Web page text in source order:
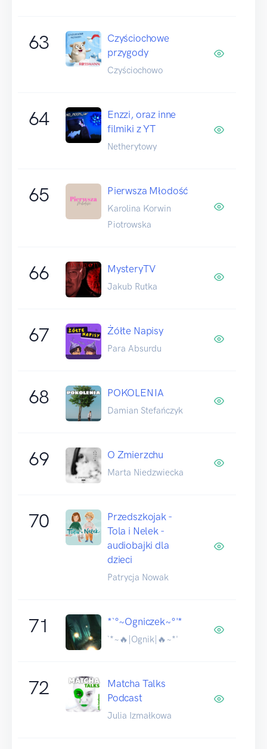
63
Czyściochowe
przygody
Czyściochowo
64
Enzzi, oraz inne
filmiki z YT
Netherytowy
65 Pierwsza Młodość
Karolina Korwin
Piotrowska
66 MysteryTV
Jakub Rutka
67 Żółte Napisy
Para Absurdu
68 POKOLENIA
Damian Stefańczyk
69 O Zmierzchu
Marta Niedzwiecka
70
Przedszkojak -
Tola i Nelek -
audiobajki dla
dzieci
Patrycja Nowak
71 *`°~Ogniczek~°'*
`*~🔥|Ognik|🔥~*'
72
Matcha Talks
Podcast
Julia Izmałkowa